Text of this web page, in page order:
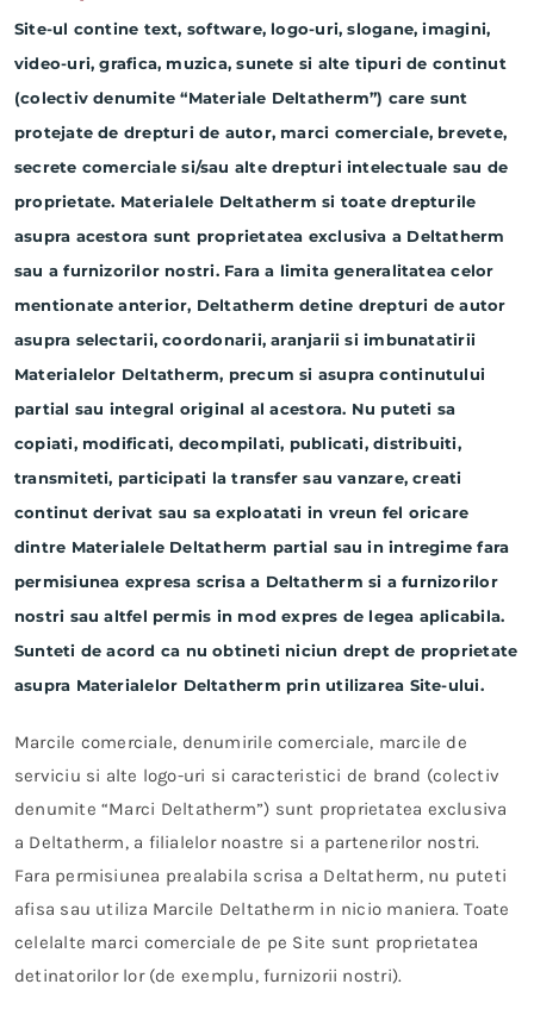
Site-ul contine text, software, logo-uri, slogane, imagini,
video-uri, grafica, muzica, sunete si alte tipuri de continut
(colectiv denumite “Materiale Deltatherm”) care sunt
protejate de drepturi de autor, marci comerciale, brevete,
secrete comerciale si/sau alte drepturi intelectuale sau de
proprietate. Materialele Deltatherm si toate drepturile
asupra acestora sunt proprietatea exclusiva a Deltatherm
sau a furnizorilor nostri. Fara a limita generalitatea celor
mentionate anterior, Deltatherm detine drepturi de autor
asupra selectarii, coordonarii, aranjarii si imbunatatirii
Materialelor Deltatherm, precum si asupra continutului
partial sau integral original al acestora. Nu puteti sa
copiati, modificati, decompilati, publicati, distribuiti,
transmiteti, participati la transfer sau vanzare, creati
continut derivat sau sa exploatati in vreun fel oricare
dintre Materialele Deltatherm partial sau in intregime fara
permisiunea expresa scrisa a Deltatherm si a furnizorilor
nostri sau altfel permis in mod expres de legea aplicabila.
Sunteti de acord ca nu obtineti niciun drept de proprietate
asupra Materialelor Deltatherm prin utilizarea Site-ului.
Marcile comerciale, denumirile comerciale, marcile de
serviciu si alte logo-uri si caracteristici de brand (colectiv
denumite “Marci Deltatherm”) sunt proprietatea exclusiva
a Deltatherm, a filialelor noastre si a partenerilor nostri.
Fara permisiunea prealabila scrisa a Deltatherm, nu puteti
afisa sau utiliza Marcile Deltatherm in nicio maniera. Toate
celelalte marci comerciale de pe Site sunt proprietatea
detinatorilor lor (de exemplu, furnizorii nostri).